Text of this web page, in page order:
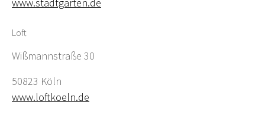
Loft
Wißmannstraße 30
50823 Köln
www.loftkoeln.de